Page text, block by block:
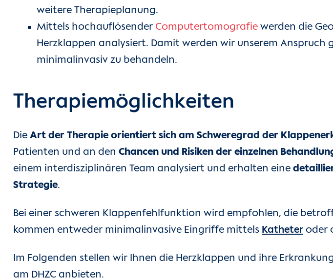
weitere Therapieplanung.
Mittels hochauflösender Computertomografie werden die
Herzklappen analysiert. Damit werden wir unserem
minimalinvasiv zu behandeln.
Therapiemöglichkeiten
Die Art der Therapie orientiert sich am Schweregrad der
Patienten und an den Chancen und Risiken der einzelnen
einem interdisziplinären Team analysiert und erhalten eine
Strategie.
Bei einer schweren Klappenfehlfunktion wird empfohlen, die
kommen entweder minimalinvasive Eingriffe mittels Katheter oder
Im Folgenden stellen wir Ihnen die Herzklappen und ihre
am DHZC anbieten.